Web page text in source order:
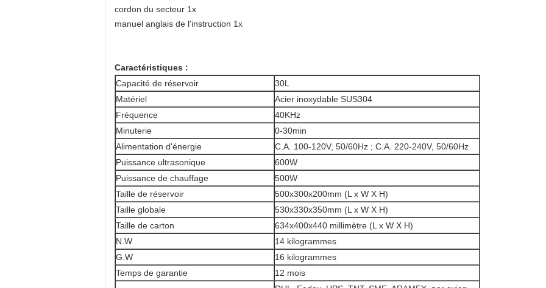
cordon du secteur 1x
manuel anglais de l'instruction 1x
Caractéristiques :
Capacité de réservoir
30L
Matériel
Acier inoxydable SUS304
Fréquence
40KHz
Minuterie
0-30min
Alimentation d'énergie
C.A. 100-120V, 50/60Hz ; C.A. 220-240V, 50/60Hz
Puissance ultrasonique
600W
Puissance de chauffage
500W
Taille de réservoir
500x300x200mm (L x W X H)
Taille globale
530x330x350mm (L x W X H)
Taille de carton
634x400x440 millimètre (L x W X H)
N.W
14 kilogrammes
G.W
16 kilogrammes
Temps de garantie
12 mois